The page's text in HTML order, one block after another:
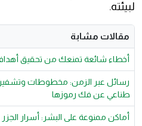
لبيئته.
مقالات مشابة
أخطاء شائعة تمنعك من تحقيق
رسائل عبر الزمن: مخطوطات وتشفيرات
طناعي عن فك رموزها
أماكن ممنوعة على البشر: أسرار